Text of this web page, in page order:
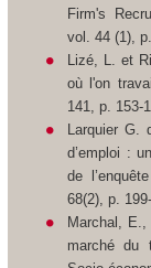
Firm's
vol. 44 (1),
Lizé, L. et
où l'on
141, p. 153-
Larquier
d’emploi :
de
68(2), p.
Marchal,
marché du